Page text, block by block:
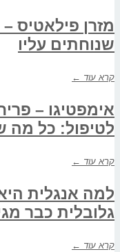
מזרן פילאטיס
שנוחתים עליו
קרא עוד ←
אימפטיגו –
לטיפול: כל מה
קרא עוד ←
למה אנגלית
גלובלית כבר
קרא עוד ←